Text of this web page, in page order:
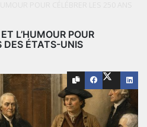
L’HUMOUR POUR
DES ÉTATS-UNIS